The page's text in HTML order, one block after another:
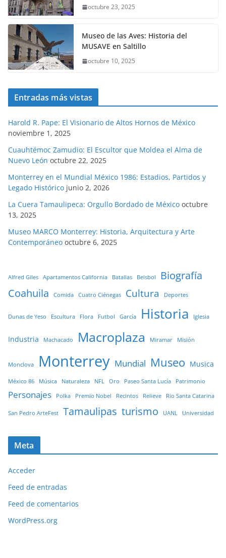
octubre 23, 2025
Museo de las Aves: Historia del
MUSAVE en Saltillo
octubre 10, 2025
Entradas más vistas
Harold R. Pape: El Visionario de Altos Hornos de México
noviembre 1, 2025
Cuauhtémoc Zamudio: El Escultor que Moldea el Alma de
Nuevo León octubre 22, 2025
Monterrey en el Mundial México 1986: Estadios, Partidos y
Legado Histórico junio 2, 2026
La Cuera Tamaulipeca: Orgullo Bordado de México octubre
13, 2025
Museo MARCO Monterrey: Historia, Arquitectura y Arte
Contemporáneo octubre 6, 2025
Alfred Giles Apartamentos California Batallas Beisbol
Biografía
Coahuila
Comida Cuatro Ciénegas Cultura Deportes
Dunas de Yeso Escultura Flora Futbol García Historia Iglesia
Industria Machacado Macroplaza Miramar Misión
Monclova Monterrey Mundial Museo Musica
México 86 Música Naturaleza NFL Oro Paseo Santa Lucía Patrimonio
Personajes Polka Premio Nobel Recintos Relieve Rio Santa Catarina
San Pedro ArteFest Tamaulipas turismo UANL Universidad
Meta
Acceder
Feed de entradas
Feed de comentarios
WordPress.org